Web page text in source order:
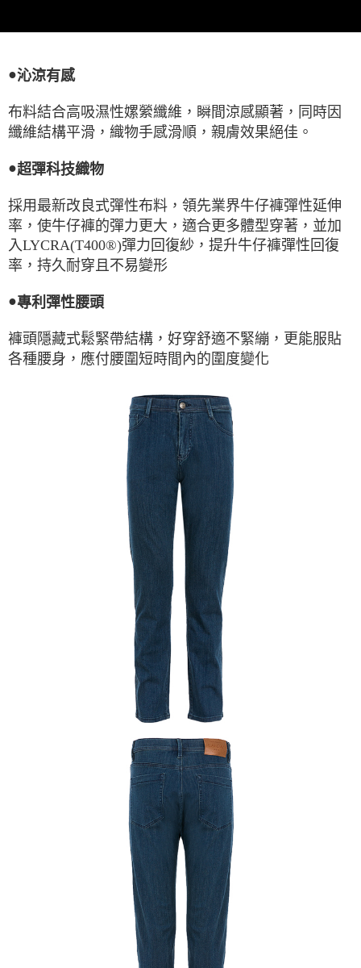
●沁涼有感
布料結合高吸濕性嫘縈纖維，瞬間涼感顯著，同時因
纖維結構平滑，織物手感滑順，親膚效果絕佳。
●超彈科技織物
採用最新改良式彈性布料，領先業界牛仔褲彈性延伸
率，使牛仔褲的彈力更大，適合更多體型穿著，並加
入LYCRA(T400®)彈力回復紗，提升牛仔褲彈性回復
率，持久耐穿且不易變形
●專利彈性腰頭
褲頭隱藏式鬆緊帶結構，好穿舒適不緊繃，更能服貼
各種腰身，應付腰圍短時間內的圍度變化